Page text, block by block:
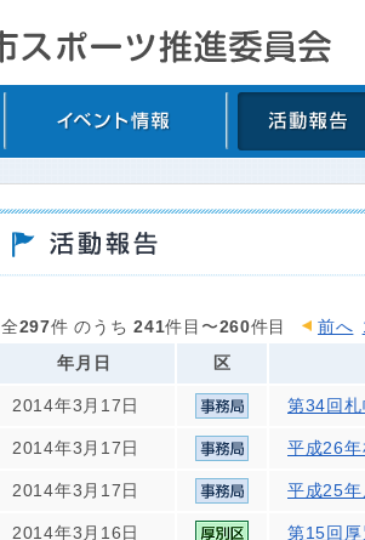
全297件 のうち241件目〜260件目 前へ
年月日
区
2014年3月17日 第34回
2014年3月17日 平成26
2014年3月17日 平成25
2014年3月16日 第15回